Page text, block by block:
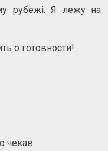
рубежі. Я лежу на
о готовности!
чекав.